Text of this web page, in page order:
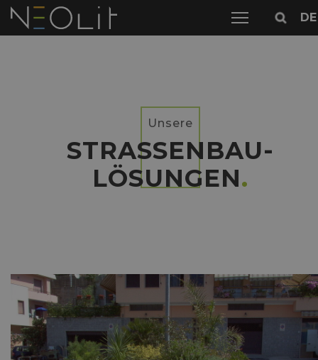
DE
Unsere
STRASSENBAU-L
ÖSUNGEN
.